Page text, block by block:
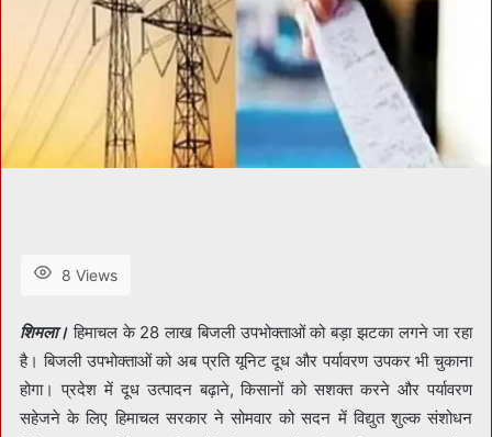
8 Views
शिमला। हिमाचल के 28 लाख बिजली उपभोक्ताओं को बड़ा झटका लगने जा रहा
है। बिजली उपभोक्ताओं को अब प्रति यूनिट दूध और पर्यावरण उपकर भी चुकाना
होगा। प्रदेश में दूध उत्पादन बढ़ाने, किसानों को सशक्त करने और पर्यावरण
सहेजने के लिए हिमाचल सरकार ने सोमवार को सदन में विद्युत शुल्क संशोधन